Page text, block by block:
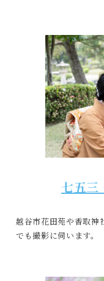
七五三
越谷市花田苑や香取神
でも撮影に伺います。